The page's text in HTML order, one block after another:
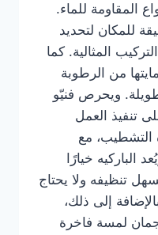
المقاومة للماء.
للمكان لتحديد
المثالية. كما
من الرطوبة
ويحرص فنيّو
تنفيذ العمل
التشطيب، مع
الباركيه خيارًا
تنظيفه ولا يحتاج
إلى ذلك،
لمسة فاخرة